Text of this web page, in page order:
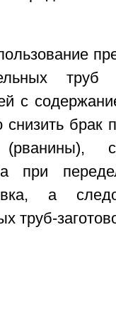
с
снизить брак
при
а
труб-